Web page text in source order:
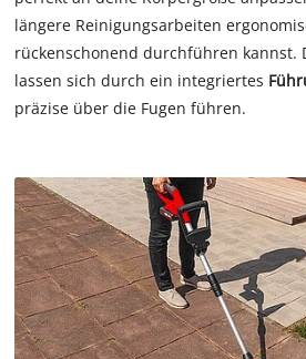
längere Reinigungsarbeiten
rückenschonend durchführen kannst.
lassen sich durch ein integriertes
präzise über die Fugen führen.